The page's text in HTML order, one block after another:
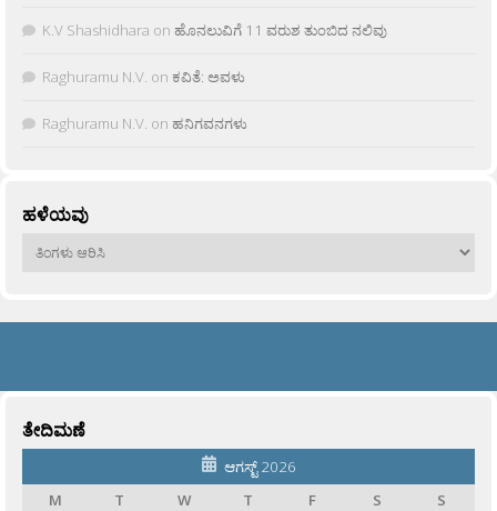
K.V Shashidhara on ಹೊನಲುವಿಗೆ 11 ವರುಶ ತುಂಬಿದ ನಲಿವು
Raghuramu N.V. on ಕವಿತೆ: ಅವಳು
Raghuramu N.V. on ಹನಿಗವನಗಳು
ಹಳೆಯವು
ಹಳೆಯವು
ತೇದಿಮಣೆ
ಆಗಸ್ಟ್ 2026
M
T W T F S
S